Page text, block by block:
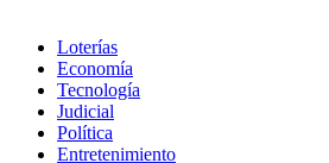
Loterías
Economía
Tecnología
Judicial
Política
Entretenimiento